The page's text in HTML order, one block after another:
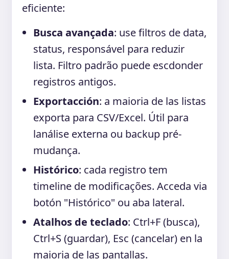
eficiente:
Busca avançada: use filtros de data,
status, responsável para reduzir
lista. Filtro padrão puede escdonder
registros antigos.
Exportacción: a maioria de las listas
exporta para CSV/Excel. Útil para
lanálise externa ou backup pré-
mudança.
Histórico: cada registro tem
timeline de modificações. Acceda via
botón "Histórico" ou aba lateral.
Atalhos de teclado: Ctrl+F (busca),
Ctrl+S (guardar), Esc (cancelar) en la
maioria de las pantallas.